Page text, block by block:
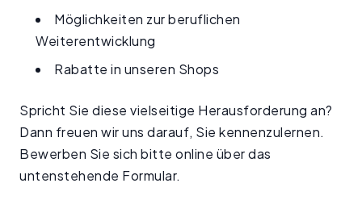
Möglichkeiten zur beruflichen
Weiterentwicklung
Rabatte in unseren Shops
Spricht Sie diese vielseitige Herausforderung an?
Dann freuen wir uns darauf, Sie kennenzulernen.
Bewerben Sie sich bitte online über das
untenstehende Formular.